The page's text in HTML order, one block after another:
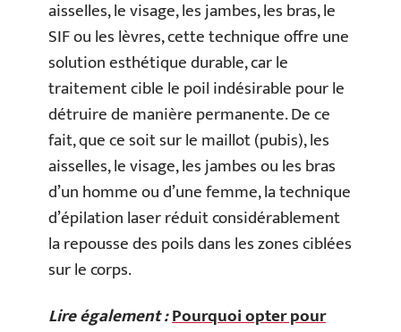
aisselles, le visage, les jambes, les bras, le
SIF ou les lèvres, cette technique offre une
solution esthétique durable, car le
traitement cible le poil indésirable pour le
détruire de manière permanente. De ce
fait, que ce soit sur le maillot (pubis), les
aisselles, le visage, les jambes ou les bras
d’un homme ou d’une femme, la technique
d’épilation laser réduit considérablement
la repousse des poils dans les zones ciblées
sur le corps.
Lire également :Pourquoi opter pour